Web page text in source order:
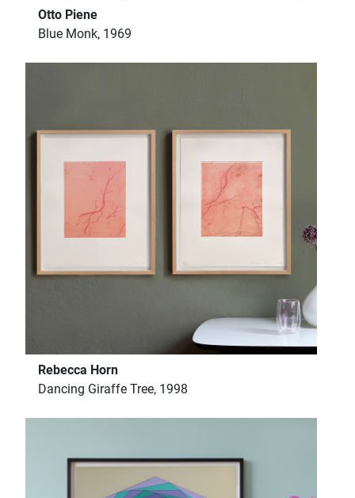
Otto Piene
Blue Monk, 1969
Rebecca Horn
Dancing Giraffe Tree, 1998